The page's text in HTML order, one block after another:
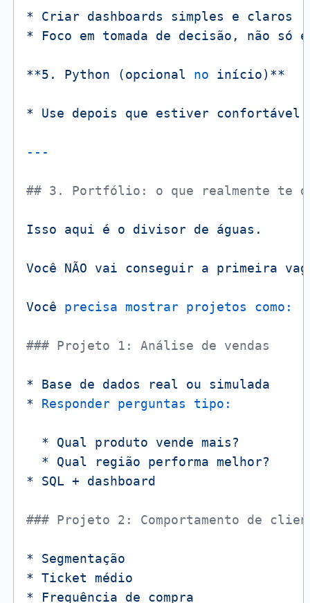
* Criar dashboards simples e
claros
*
Foco em tomada de decisão, não só
**5️. Python (opcional no início)**
* Use depois que estiver confortável
## 3. Portfólio: o que realmente te
Isso aqui é o divisor de águas.
Você NÃO vai conseguir a primeira
Você precisa mostrar projetos como:
### Projeto 1: Análise de vendas
* Base de dados real ou
simulada
*
Responder perguntas tipo:
* Qual produto vende
mais?
*
Qual região performa
melhor?
*
SQL + dashboard
### Projeto 2: Comportamento de
*
Segmentação
* Ticket
médio
*
Frequência de compra